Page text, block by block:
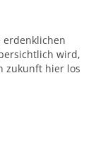
wird,
zukunft hier los